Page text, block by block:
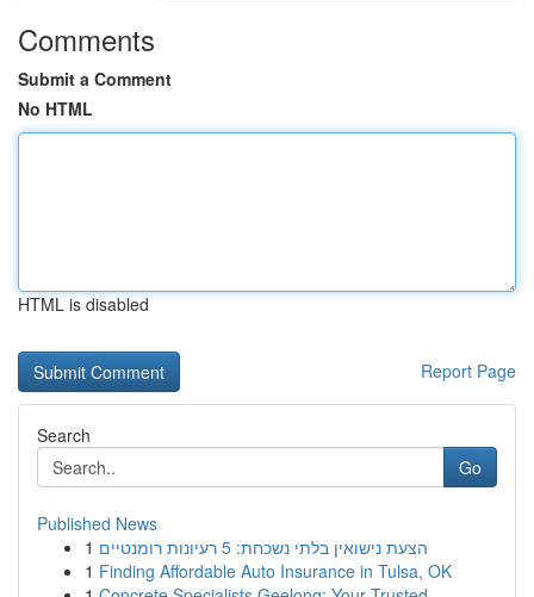
Comments
Submit a Comment
No HTML
HTML is disabled
Report Page
Search
Go
Published News
1
הצעת נישואין בלתי נשכחת: 5 רעיונות רומנטיים
1 Finding Affordable Auto Insurance in Tulsa, OK